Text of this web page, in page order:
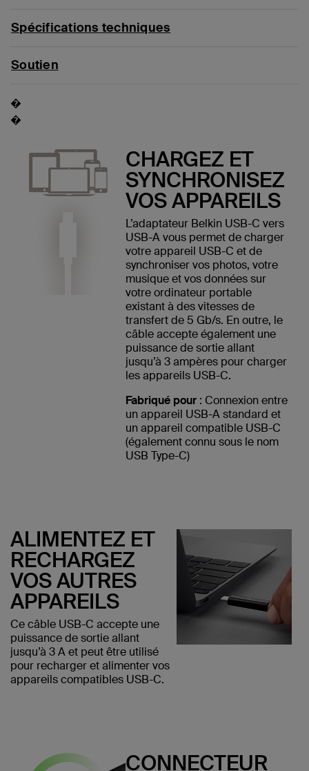
Spécifications techniques
Soutien
�
�
CHARGEZ ET
SYNCHRONISEZ
VOS APPAREILS
L’adaptateur Belkin USB-C vers
USB-A vous permet de charger
votre appareil USB-C et de
synchroniser vos photos, votre
musique et vos données sur
votre ordinateur portable
existant à des vitesses de
transfert de 5 Gb/s. En outre, le
câble accepte également une
puissance de sortie allant
jusqu’à 3 ampères pour charger
les appareils USB-C.
Fabriqué pour: Connexion entre
un appareil USB-A standard et
un appareil compatible USB-C
(également connu sous le nom
USB Type-C)
ALIMENTEZ ET
RECHARGEZ
VOS AUTRES
APPAREILS
Ce câble USB-C accepte une
puissance de sortie allant
jusqu’à 3 A et peut être utilisé
pour recharger et alimenter vos
appareils compatibles USB-C.
CONNECTEUR